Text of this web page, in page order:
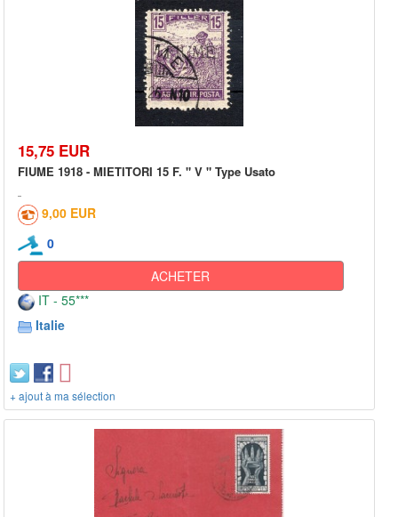
15,75 EUR
FIUME 1918 - MIETITORI 15 F. " V " Type Usato
9,00 EUR
0
ACHETER
IT - 55***
Italie
+ ajout à ma sélection